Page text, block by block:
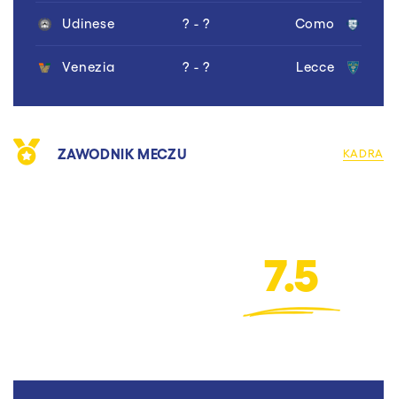
Udinese ? - ? Como
Venezia ? - ? Lecce
ZAWODNIK MECZU KADRA
7.5